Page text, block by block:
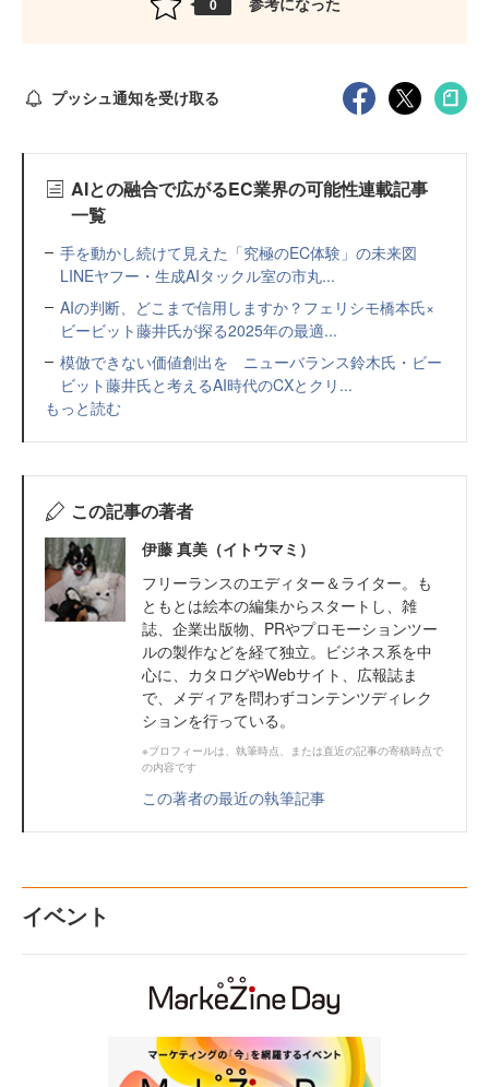
0
プッシュ通知を受け取る
AIとの融合で広がるEC業界の可能性連載記事
一覧
手を動かし続けて見えた「究極のEC体験」の未来図
LINEヤフー・生成AIタックル室の市丸...
AIの判断、どこまで信用しますか？フェリシモ橋本氏×
ビービット藤井氏が探る2025年の最適...
模倣できない価値創出を ニューバランス鈴木氏・ビー
ビット藤井氏と考えるAI時代のCXとクリ...
もっと読む
この記事の著者
伊藤 真美（イトウマミ）
フリーランスのエディター＆ライター。も
ともとは絵本の編集からスタートし、雑
誌、企業出版物、PRやプロモーションツー
ルの製作などを経て独立。ビジネス系を中
心に、カタログやWebサイト、広報誌ま
で、メディアを問わずコンテンツディレク
ションを行っている。
※プロフィールは、執筆時点、または直近の記事の寄稿時点で
の内容です
この著者の最近の執筆記事
イベント